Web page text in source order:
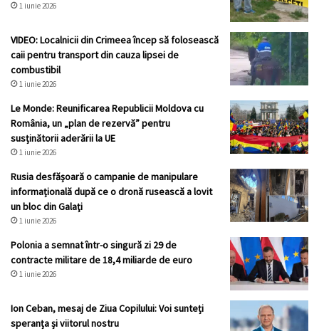
1 iunie 2026
VIDEO: Localnicii din Crimeea încep să folosească
caii pentru transport din cauza lipsei de
combustibil
1 iunie 2026
Le Monde: Reunificarea Republicii Moldova cu
România, un „plan de rezervă” pentru
susținătorii aderării la UE
1 iunie 2026
Rusia desfășoară o campanie de manipulare
informațională după ce o dronă rusească a lovit
un bloc din Galaţi
1 iunie 2026
Polonia a semnat într-o singură zi 29 de
contracte militare de 18,4 miliarde de euro
1 iunie 2026
Ion Ceban, mesaj de Ziua Copilului: Voi sunteți
speranța și viitorul nostru